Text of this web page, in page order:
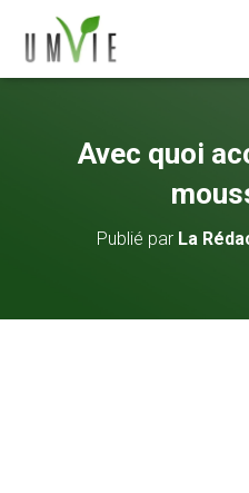
Avec quoi
Publié par La